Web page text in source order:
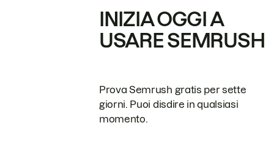
INIZIA OGGI A
USARE SEMRUSH
Prova Semrush gratis per sette
giorni. Puoi disdire in qualsiasi
momento.